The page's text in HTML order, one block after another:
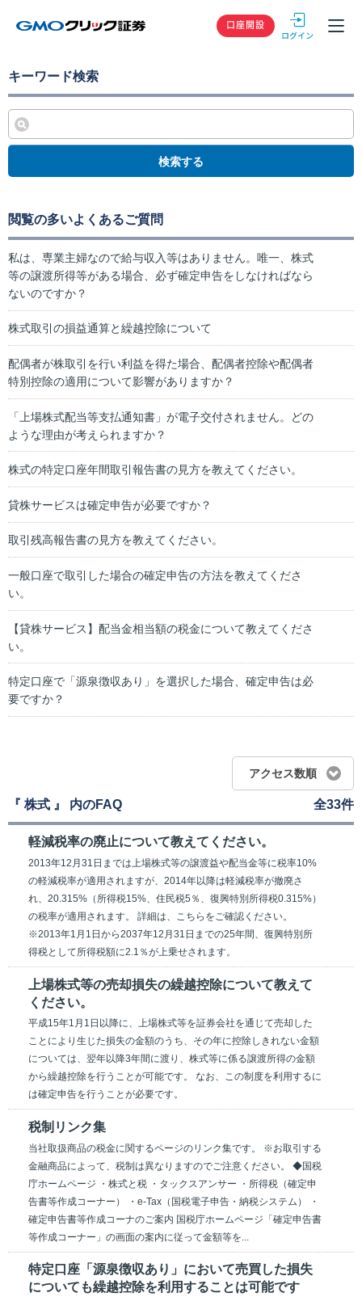
GMOクリック
口座開設
キーワード検索
検索する
閲覧の多いよくあるご質問
私は、専業主婦なので給与収入等はありません。唯一、株式
等の譲渡所得等がある場合、必ず確定申告をしなければなら
ないのですか？
株式取引の損益通算と繰越控除について
配偶者が株取引を行い利益を得た場合、配偶者控除や配偶者
特別控除の適用について影響がありますか？
「上場株式配当等支払通知書」が電子交付されません。どの
ような理由が考えられますか？
株式の特定口座年間取引報告書の見方を教えてください。
貸株サービスは確定申告が必要ですか？
取引残高報告書の見方を教えてください。
一般口座で取引した場合の確定申告の方法を教えてくださ
い。
【貸株サービス】配当金相当額の税金について教えてくださ
い。
特定口座で「源泉徴収あり」を選択した場合、確定申告は必
要ですか？
アクセス数順
『 株式 』 内のFAQ 全33件
軽減税率の廃止について教えてください。
2013年12月31日までは上場株式等の譲渡益や配当金等に税率10%
の軽減税率が適用されますが、2014年以降は軽減税率が撤廃さ
れ、20.315%（所得税15%、住民税5％、復興特別所得税0.315%）
の税率が適用されます。 詳細は、こちらをご確認ください。
※2013年1月1日から2037年12月31日までの25年間、復興特別所
得税として所得税額に2.1％が上乗せされます。
上場株式等の売却損失の繰越控除について教えて
ください。
平成15年1月1日以降に、上場株式等を証券会社を通じて売却した
ことにより生じた損失の金額のうち、その年に控除しきれない金額
については、翌年以降3年間に渡り、株式等に係る譲渡所得の金額
から繰越控除を行うことが可能です。 なお、この制度を利用するに
は確定申告を行うことが必要です。
税制リンク集
当社取扱商品の税金に関するページのリンク集です。 ※お取引する
金融商品によって、税制は異なりますのでご注意ください。 ◆国税
庁ホームページ ・株式と税 ・タックスアンサー ・所得税（確定申
告書等作成コーナー） ・e-Tax（国税電子申告・納税システム） ・
確定申告書等作成コーナのご案内 国税庁ホームページ「確定申告書
等作成コーナー」の画面の案内に従って金額等を...
特定口座「源泉徴収あり」において売買した損失
についても繰越控除を利用することは可能です